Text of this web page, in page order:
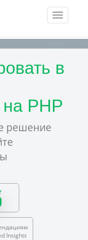
Toggle
в
PHP
решение
Insights